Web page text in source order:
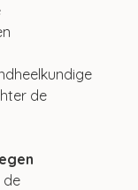
de
de